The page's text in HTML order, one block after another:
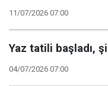
11/07/2026 07:00
Yaz tatili başladı,
04/07/2026 07:00